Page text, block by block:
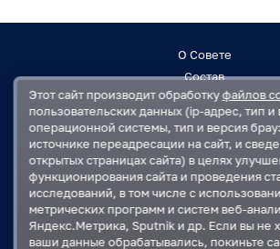
О Совете
Состав
Заседания
Контакты
Регламент
План работ
Решения
Государственная Дума
Этот сайт производит обработкуфайлов
пользовательских данных (ip-адрес, тип и
операционной системы, тип и версия
источнике переадресации на сайт, и
открытых страницах сайта) в целях
функционирования сайта и проведения
исследований, в том числе с
метрических программ и систем веб-
Яндекс.Метрика, Sputnik и др. Если вы не
ваши данные обрабатывались, покиньте